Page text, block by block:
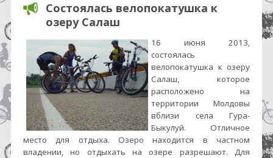
Состоялась велопокатушка к
озеру Салаш
16 июня 2013,
состоялась
велопокатушка к озеру
Салаш, которое
расположено на
территории Молдовы
вблизи села Гура-
Быкулуй. Отличное
место для отдыха. Озеро находится в частном
владении, но отдыхать на озере разрешают. Для